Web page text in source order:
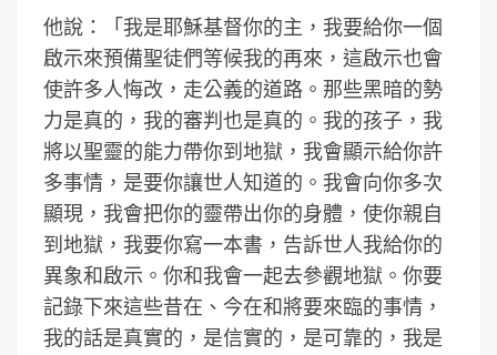
他說：「我是耶穌基督你的主，我要給你一個
啟示來預備聖徒們等候我的再來，這啟示也會
使許多人悔改，走公義的道路。那些黑暗的勢
力是真的，我的審判也是真的。我的孩子，我
將以聖靈的能力帶你到地獄，我會顯示給你許
多事情，是要你讓世人知道的。我會向你多次
顯現，我會把你的靈帶出你的身體，使你親自
到地獄，我要你寫一本書，告訴世人我給你的
異象和啟示。你和我會一起去參觀地獄。你要
記錄下來這些昔在、今在和將要來臨的事情，
我的話是真實的，是信實的，是可靠的，我是